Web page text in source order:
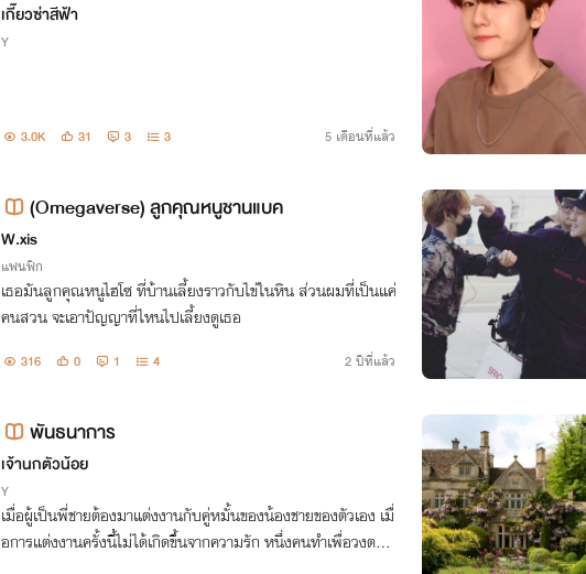
เกี๊ยวซ่าสีฟ้า
Y
3.0K 31 3 3 5 เดือนที่แล้ว
(Omegaverse) ลูกคุณหนูชานแบค
W.xis
แฟนฟิก
เธอมันลูกคุณหนูไฮโซ ที่บ้านเลี้ยงราวกับไข่ในหิน ส่วนผมที่เป็นแค่
คนสวน จะเอาปัญญาที่ไหนไปเลี้ยงดูเธอ
316 0 1 4 2 ปีที่แล้ว
พันธนาการ
เจ้านกตัวน้อย
Y
เมื่อผู้เป็นพี่ชายต้องมาแต่งงานกับคู่หมั้นของน้องชายของตัวเอง เมื่
อการแต่งงานครั้งนี้ไม่ได้เกิดขึ้นจากความรัก หนึ่งคนทำเพื่อวงตระ